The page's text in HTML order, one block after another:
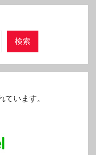
検索
います。